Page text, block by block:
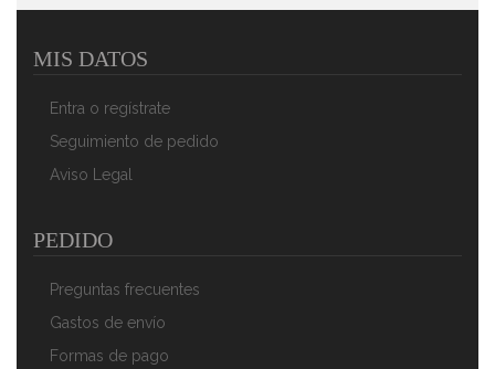
Lavable, Forro Polar Perla, 120W
85,90 €
MIS DATOS
Entra o regístrate
Seguimiento de pedido
Aviso Legal
PEDIDO
Preguntas frecuentes
Gastos de envío
Formas de pago